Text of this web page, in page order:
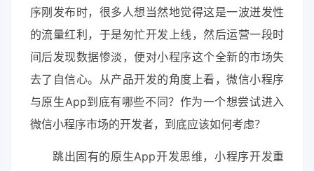
序刚发布时，很多人想当然地觉得这是一波迸发性
的流量红利，于是匆忙开发上线，然后运营一段时
间后发现数据惨淡，便对小程序这个全新的市场失
去了自信心。从产品开发的角度上看，微信小程序
与原生App到底有哪些不同？作为一个想尝试进入
微信小程序市场的开发者，到底应该如何考虑？
跳出固有的原生App开发思维，小程序开发重